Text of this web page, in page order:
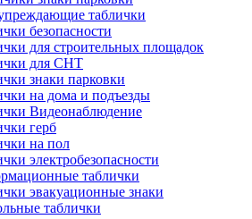
таблички
безопасности
для строительных площадок
для СНТ
знаки парковки
на дома и подъезды
Видеонаблюдение
герб
на пол
электробезопасности
таблички
эвакуационные знаки
таблички